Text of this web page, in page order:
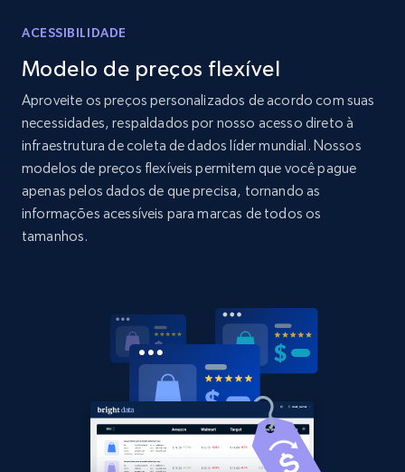
and more.
Home Depot US - Discovery products by
specific category URL
URL, Domain, Country code, Model number,
Sku, Product id, Product name, Manufacturer,
355+ Comece agora
Amazon products global dataset
Title, Seller name, Brand, Description, Initial
price, Currency, Availability, Reviews count, and
ACESSIBILIDADE
Modelo de preços flexível
Aproveite os preços personalizados de acordo com suas
necessidades, respaldados por nosso acesso direto à
infraestrutura de coleta de dados líder mundial. Nossos
modelos de preços flexíveis permitem que você pague
apenas pelos dados de que precisa, tornando as
informações acessíveis para marcas de todos os
tamanhos.